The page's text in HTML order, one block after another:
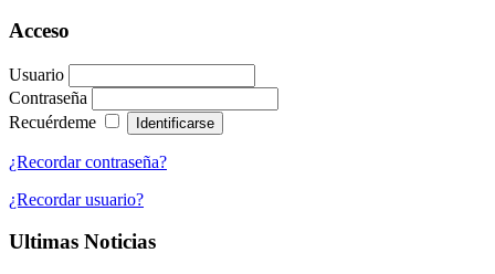
Acceso
Usuario
Contraseña
Recuérdeme
¿Recordar contraseña?
¿Recordar usuario?
Ultimas Noticias